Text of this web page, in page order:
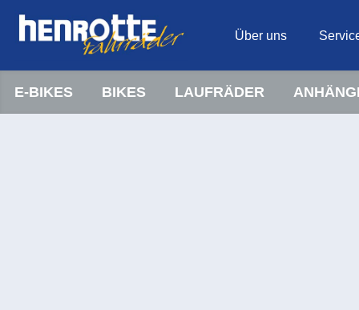
Über uns
E-BIKES BIKES LAUFRÄDER